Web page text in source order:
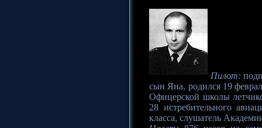
Пилот:
сын Яна, родился 19
Офицерской школы
28 истребительного
класса, слушатель